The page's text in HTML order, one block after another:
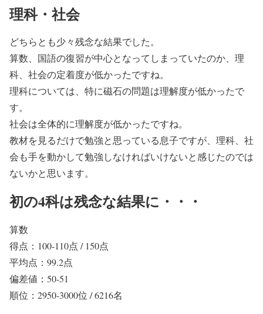
理科・社会
どちらとも少々残念な結果でした。
算数、国語の復習が中心となってしまっていたのか、理
科、社会の定着度が低かったですね。
理科については、特に磁石の問題は理解度が低かったで
す。
社会は全体的に理解度が低かったですね。
教材を見るだけで勉強と思っている息子ですが、理科、社
会も手を動かして勉強しなければいけないと感じたのでは
ないかと思います。
初の4科は残念な結果に・・・
算数
得点：100-110点 / 150点
平均点：99.2点
偏差値：50-51
順位：2950-3000位 / 6216名